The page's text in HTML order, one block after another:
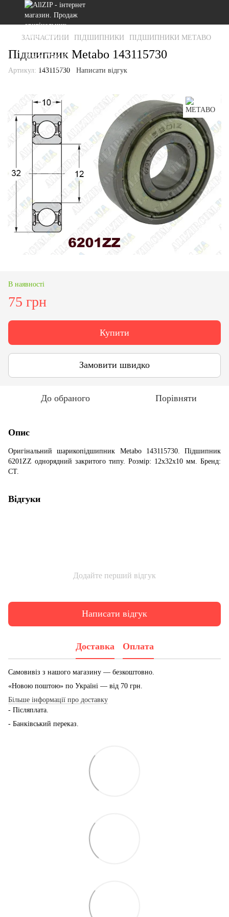
ЗАПЧАСТИНИ ПІДШИПНИКИ ПІДШИПНИКИ METABO
Підшипник Metabo 143115730
Артикул: 143115730 Написати відгук
В наявності
75 грн
Купити
Замовити швидко
До обраного Порівняти
Опис
Оригінальний шарикопідшипник Metabo 143115730. Підшипник
6201ZZ однорядний закритого типу. Розмір: 12x32x10 мм. Бренд:
CT.
Відгуки
Додайте перший відгук
Написати відгук
Доставка Оплата
Самовивіз з нашого магазину — безкоштовно.
«Новою поштою» по Україні — від 70 грн.
Більше інформації про доставку
- Післяплата.
- Банківський переказ.